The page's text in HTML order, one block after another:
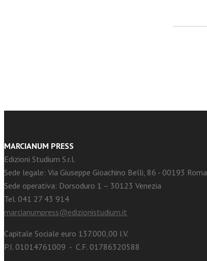
MARCIANUM PRESS
Edizioni Studium S.r.l.
Sede legale: Via Giuseppe Gioachino Belli, 86 - 00193 Roma
Sede operativa: Dorsoduro 1 – 30123 Venezia
Tel. 041 27 43 914
marcianumpress@edizionistudium.it
Capitale Sociale euro 137.000,00 I.V.
P.I. 01014761009 - C.F. 01786320588